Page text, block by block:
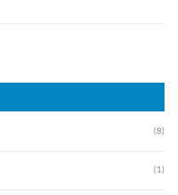
(8)
(1)